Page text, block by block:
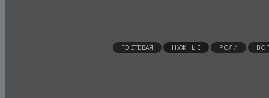
ГОСТЕВАЯ НУЖНЫЕ РОЛИ